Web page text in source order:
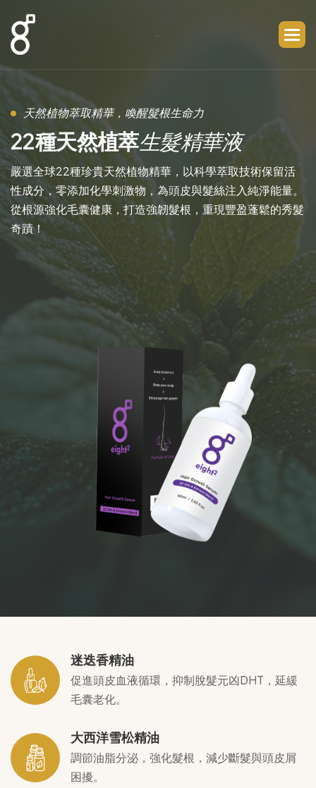
-
天然植物萃取精華，喚醒髮根生命力
22種天然植萃生髮精華液
嚴選全球22種珍貴天然植物精華，以科學萃取技術保留活
性成分，零添加化學刺激物，為頭皮與髮絲注入純淨能量。
從根源強化毛囊健康，打造強韌髮根，重現豐盈蓬鬆的秀髮
奇蹟！
迷迭香精油
促進頭皮血液循環，抑制脫髮元凶DHT，延緩
毛囊老化。
大西洋雪松精油
調節油脂分泌，強化髮根，減少斷髮與頭皮屑
困擾。